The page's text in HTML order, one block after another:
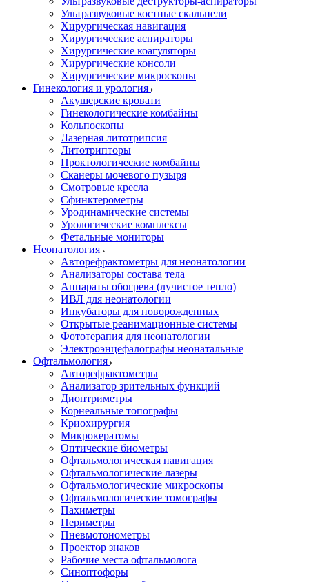
Ультразвуковые костные скальпели
Хирургическая навигация
Хирургические аспираторы
Хирургические коагуляторы
Хирургические консоли
Хирургические микроскопы
Гинекология и урология
Акушерские кровати
Гинекологические комбайны
Кольпоскопы
Лазерная литотрипсия
Литотрипторы
Проктологические комбайны
Сканеры мочевого пузыря
Смотровые кресла
Сфинктерометры
Уродинамические системы
Урологические комплексы
Фетальные мониторы
Неонатология
Авторефрактометры для неонатологии
Анализаторы состава тела
Аппараты обогрева (лучистое тепло)
ИВЛ для неонатологии
Инкубаторы для новорожденных
Открытые реанимационные системы
Фототерапия для неонатологии
Электроэнцефалографы неонатальные
Офтальмология
Авторефрактометры
Анализатор зрительных функций
Диоптриметры
Корнеальные топографы
Криохирургия
Микрокератомы
Оптические биометры
Офтальмологическая навигация
Офтальмологические лазеры
Офтальмологические микроскопы
Офтальмологические томографы
Пахиметры
Периметры
Пневмотонометры
Проектор знаков
Рабочие места офтальмолога
Синоптофоры